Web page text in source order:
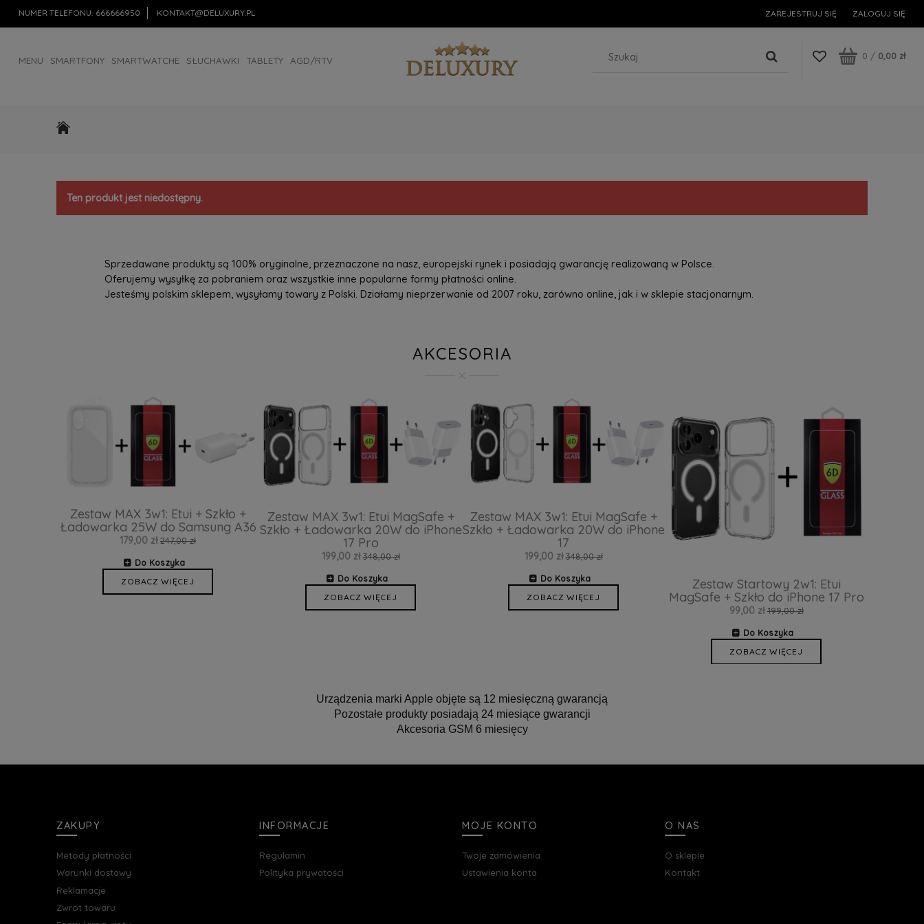
NUMER TELEFONU: 666666950 KONTAKT@DELUXURY.PL ZAREJESTRUJ SIĘ ZALOGUJ SIĘ
MENU SMARTFONY SMARTWATCHE SŁUCHAWKI TABLETY AGD/RTV 0 / 0,00 zł
Ten produkt jest niedostępny.
Sprzedawane produkty są 100% oryginalne, przeznaczone na nasz, europejski rynek i posiadają gwarancję realizowaną w Polsce.
Oferujemy wysyłkę za pobraniem oraz wszystkie inne popularne formy płatności online.
Jesteśmy polskim sklepem, wysyłamy towary z Polski. Działamy nieprzerwanie od 2007 roku, zarówno online, jak i w sklepie stacjonarnym.
AKCESORIA
Zestaw MAX 3w1: Etui + Szkło +
Ładowarka 25W do Samsung A36
179,00 zł 247,00 zł
Do Koszyka
ZOBACZ WIĘCEJ
Zestaw MAX 3w1: Etui MagSafe +
Szkło + Ładowarka 20W do iPhone
17 Pro
199,00 zł 348,00 zł
Do Koszyka
ZOBACZ WIĘCEJ
Zestaw MAX 3w1: Etui MagSafe +
Szkło + Ładowarka 20W do iPhone
17
199,00 zł 348,00 zł
Do Koszyka
ZOBACZ WIĘCEJ
Zestaw Startowy 2w1: Etui
MagSafe + Szkło do iPhone 17 Pro
99,00 zł 199,00 zł
Do Koszyka
ZOBACZ WIĘCEJ
Urządzenia marki Apple objęte są 12 miesięczną gwarancją
Pozostałe produkty posiadają 24 miesiące gwarancji
Akcesoria GSM 6 miesięcy
ZAKUPY
Metody płatności
Warunki dostawy
Reklamacje
Zwrot towaru
INFORMACJE
Regulamin
Polityka prywatości
MOJE KONTO
Twoje zamówienia
Ustawienia konta
O NAS
O sklepie
Kontakt